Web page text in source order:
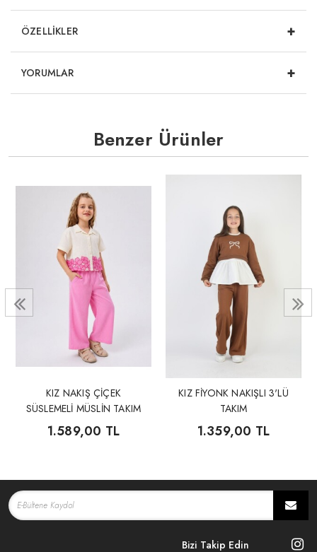
ÖZELLİKLER +
YORUMLAR +
Benzer Ürünler
KIZ NAKIŞ ÇİÇEK
SÜSLEMELİ MÜSLİN TAKIM
1.589,00 TL
KIZ FİYONK NAKIŞLI 3'LÜ
TAKIM
1.359,00 TL
Bizi Takip Edin